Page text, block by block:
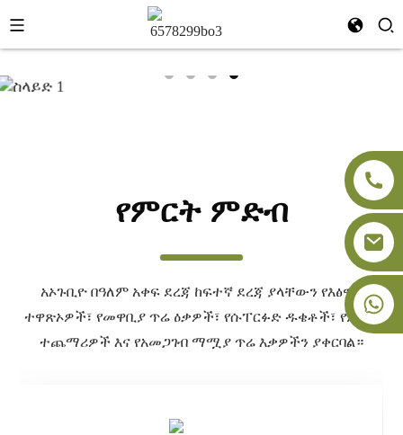
+86-18091843361
የምርት ምድብ
አኦጉቢዮ በዓለም አቀፍ ደረጃ ከፍተኛ ደረጃ ያላቸውን የእፅዋት
ተዋጽኦዎች፣ የመዋቢያ ጥሬ ዕቃዎች፣ የሱፐርፉድ ዱቄቶች፣ የምግብ
ተጨማሪዎች እና የአመጋገብ ማሟያ ጥሬ እቃዎችን ያቀርባል።